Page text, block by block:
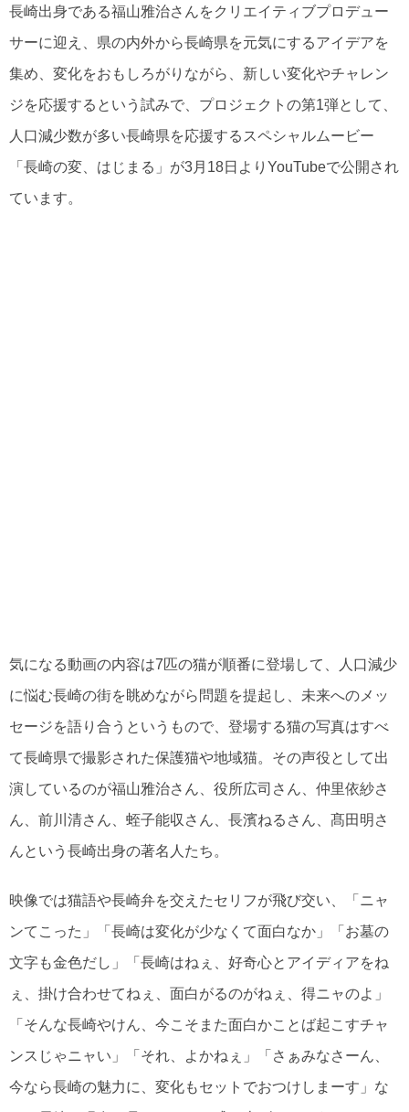
長崎出身である福山雅治さんをクリエイティブプロデュー
サーに迎え、県の内外から長崎県を元気にするアイデアを
集め、変化をおもしろがりながら、新しい変化やチャレン
ジを応援するという試みで、プロジェクトの第1弾として、
人口減少数が多い長崎県を応援するスペシャルムービー
「長崎の変、はじまる」が3月18日よりYouTubeで公開され
ています。
気になる動画の内容は7匹の猫が順番に登場して、人口減少
に悩む長崎の街を眺めながら問題を提起し、未来へのメッ
セージを語り合うというもので、登場する猫の写真はすべ
て長崎県で撮影された保護猫や地域猫。その声役として出
演しているのが福山雅治さん、役所広司さん、仲里依紗さ
ん、前川清さん、蛭子能収さん、長濱ねるさん、髙田明さ
んという長崎出身の著名人たち。
映像では猫語や長崎弁を交えたセリフが飛び交い、「ニャ
ンてこった」「長崎は変化が少なくて面白なか」「お墓の
文字も金色だし」「長崎はねぇ、好奇心とアイディアをね
ぇ、掛け合わせてねぇ、面白がるのがねぇ、得ニャのよ」
「そんな長崎やけん、今こそまた面白かことば起こすチャ
ンスじゃニャい」「それ、よかねぇ」「さぁみなさーん、
今なら長崎の魅力に、変化もセットでおつけしまーす」な